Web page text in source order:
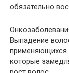
обязательно
Выпадение
применяющихся
которые